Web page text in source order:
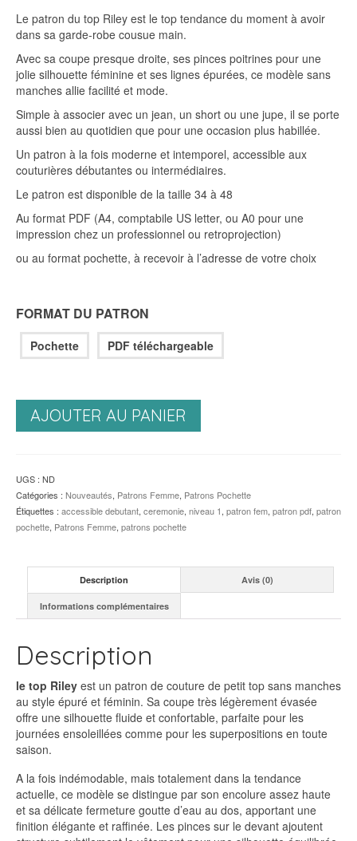
prix :
9,80€
à
16,90€
Le patron du top Riley est le top tendance du moment à avoir
dans sa garde-robe cousue main.
Avec sa coupe presque droite, ses pinces poitrines pour une
jolie silhouette féminine et ses lignes épurées, ce modèle sans
manches allie facilité et mode.
Simple à associer avec un jean, un short ou une jupe, il se porte
aussi bien au quotidien que pour une occasion plus habillée.
Un patron à la fois moderne et intemporel, accessible aux
couturières débutantes ou intermédiaires.
Le patron est disponible de la taille 34 à 48
Au format PDF (A4, comptabile US letter, ou A0 pour une
impression chez un professionnel ou retroprojection)
ou au format pochette, à recevoir à l’adresse de votre choix
FORMAT DU PATRON
Pochette PDF téléchargeable
AJOUTER AU PANIER
UGS : ND
Catégories : Nouveautés, Patrons Femme, Patrons Pochette
Étiquettes : accessible debutant, ceremonie, niveau 1, patron fem, patron pdf, patron
pochette, Patrons Femme, patrons pochette
Description Avis (0)
Informations complémentaires
Description
le top Riley est un patron de couture de petit top sans manches
au style épuré et féminin. Sa coupe très légèrement évasée
offre une silhouette fluide et confortable, parfaite pour les
journées ensoleillées comme pour les superpositions en toute
saison.
A la fois indémodable, mais totalement dans la tendance
actuelle, ce modèle se distingue par son encolure assez haute
et sa délicate fermeture goutte d’eau au dos, apportant une
finition élégante et raffinée. Les pinces sur le devant ajoutent